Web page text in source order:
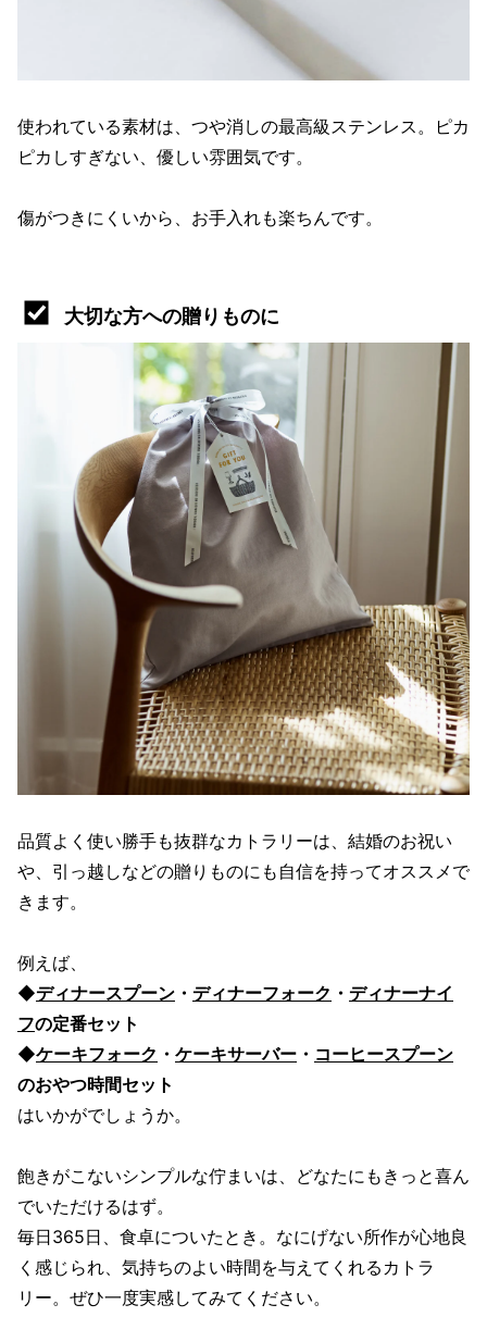
使われている素材は、つや消しの最高級ステンレス。ピカ
ピカしすぎない、優しい雰囲気です。
傷がつきにくいから、お手入れも楽ちんです。
大切な方への贈りものに
品質よく使い勝手も抜群なカトラリーは、結婚のお祝い
や、引っ越しなどの贈りものにも自信を持ってオススメで
きます。
例えば、
◆ディナースプーン ・ ディナーフォーク ・ ディナーナイ
フの定番セット
◆ケーキフォーク ・ ケーキサーバー ・ コーヒースプーン
のおやつ時間セット
はいかがでしょうか。
飽きがこないシンプルな佇まいは、どなたにもきっと喜ん
でいただけるはず。
毎日365日、食卓についたとき。なにげない所作が心地良
く感じられ、気持ちのよい時間を与えてくれるカトラ
リー。ぜひ一度実感してみてください。